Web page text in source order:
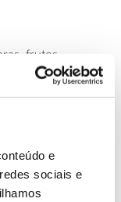
e
sociais e
frutos.
que as
norte a sul
num roteiro